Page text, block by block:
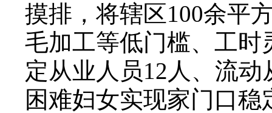
摸排，将辖区100余平
毛加工等低门槛、工时
定从业人员12人、流
困难妇女实现家门口